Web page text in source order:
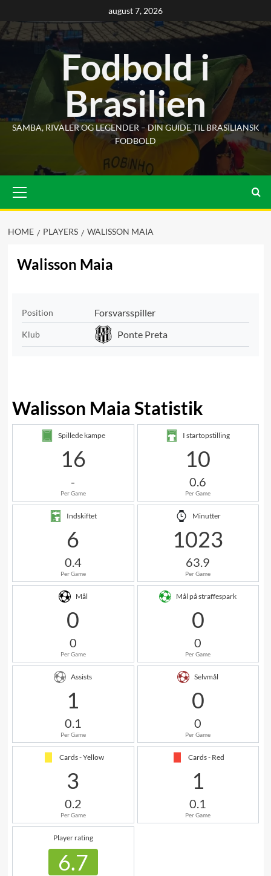
to
content
august 7, 2026
Fodbold i
Brasilien
SAMBA, RIVALER OG LEGENDER – DIN GUIDE TIL BRASILIANSK
FODBOLD
Menu
HOME PLAYERS WALISSON MAIA
Walisson Maia
Position Forsvarsspiller
Klub Ponte Preta
Walisson Maia Statistik
Spillede kampe
16
-
Per Game
I startopstilling
10
0.6
Per Game
Indskiftet
6
0.4
Per Game
Minutter
1023
63.9
Per Game
Mål
0
0
Per Game
Mål på straffespark
0
0
Per Game
Assists
1
0.1
Per Game
Selvmål
0
0
Per Game
Cards - Yellow
3
0.2
Per Game
Cards - Red
1
0.1
Per Game
Player rating
6.7